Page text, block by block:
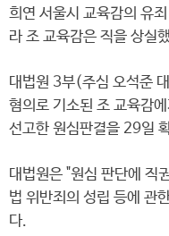
희연 서울시 교육감의 유
라 조 교육감은 직을 상실
대법원 3부(주심 오석준
혐의로 기소된 조 교육감
선고한 원심판결을 29일
대법원은 "원심 판단에 직
법 위반죄의 성립 등에 관
다.